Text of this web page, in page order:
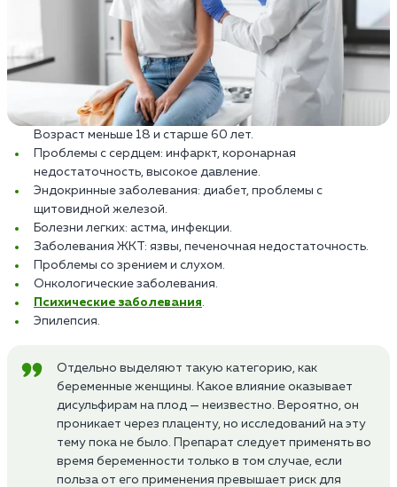
Возраст меньше 18 и старше 60 лет.
Проблемы с сердцем: инфаркт, коронарная
недостаточность, высокое давление.
Эндокринные заболевания: диабет, проблемы с
щитовидной железой.
Болезни легких: астма, инфекции.
Заболевания ЖКТ: язвы, печеночная недостаточность.
Проблемы со зрением и слухом.
Онкологические заболевания.
Психические заболевания
Эпилепсия.
Отдельно выделяют такую категорию, как
беременные женщины. Какое влияние оказывает
дисульфирам на плод — неизвестно. Вероятно, он
проникает через плаценту, но исследований на эту
тему пока не было. Препарат следует применять во
время беременности только в том случае, если
польза от его применения превышает риск для